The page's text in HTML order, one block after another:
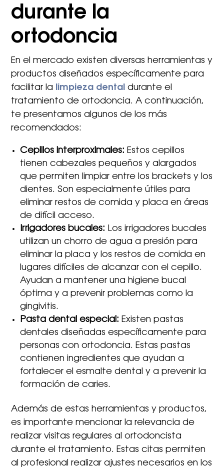
durante la
ortodoncia
En el mercado existen diversas herramientas y
productos diseñados específicamente para
facilitar la limpieza dental durante el
tratamiento de ortodoncia. A continuación,
te presentamos algunos de los más
recomendados:
Cepillos interproximales: Estos cepillos
tienen cabezales pequeños y alargados
que permiten limpiar entre los brackets y los
dientes. Son especialmente útiles para
eliminar restos de comida y placa en áreas
de difícil acceso.
Irrigadores bucales: Los irrigadores bucales
utilizan un chorro de agua a presión para
eliminar la placa y los restos de comida en
lugares difíciles de alcanzar con el cepillo.
Ayudan a mantener una higiene bucal
óptima y a prevenir problemas como la
gingivitis.
Pasta dental especial: Existen pastas
dentales diseñadas específicamente para
personas con ortodoncia. Estas pastas
contienen ingredientes que ayudan a
fortalecer el esmalte dental y a prevenir la
formación de caries.
Además de estas herramientas y productos,
es importante mencionar la relevancia de
realizar visitas regulares al ortodoncista
durante el tratamiento. Estas citas permiten
al profesional realizar ajustes necesarios en los